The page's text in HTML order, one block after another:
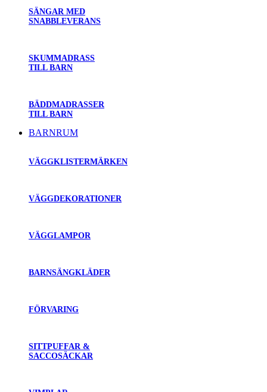
SÄNGAR MED
SNABBLEVERANS
SKUMMADRASS
TILL BARN
BÄDDMADRASSER
TILL BARN
BARNRUM
VÄGGKLISTERMÄRKEN
VÄGGDEKORATIONER
VÄGGLAMPOR
BARNSÄNGKLÄDER
FÖRVARING
SITTPUFFAR &
SACCOSÄCKAR